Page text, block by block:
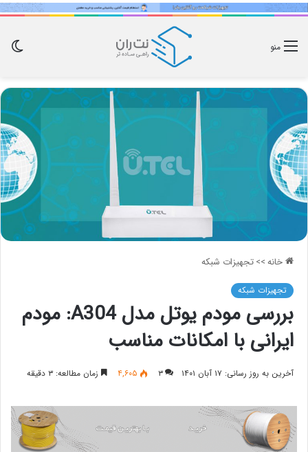
منو
خانه>>تجهیزات شبکه
تجهیزات شبکه
بررسی مودم یوتل مدل A304: مودم
ایرانی با امکانات مناسب
آخرین به روز رسانی: ۱۷ آبان ۱۴۰۱ ۳ ۴,۶۰۵ زمان مطالعه: ۳ دقیقه